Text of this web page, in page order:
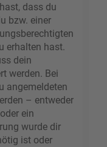
dass du
bzw. einer
erhalten hast.
dein
werden. Bei
angemeldeten
– entweder
ein
wurde dir
ist oder